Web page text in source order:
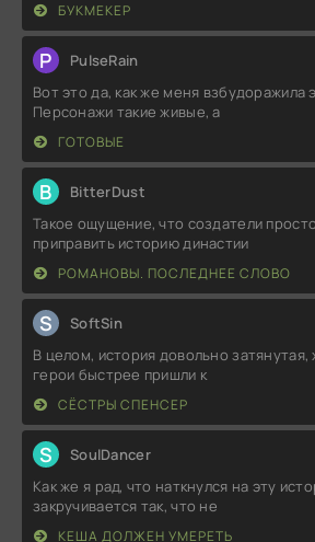
БУКМЕКЕР
P PulseRain
Вот это да, как же меня взбудоражила
Персонажи такие живые, а
ГОТОВЫЕ
B BitterDust
Такое ощущение, что создатели
приправить историю династии
РОМАНОВЫ. ПОСЛЕДНЕЕ СЛОВО
S SoftSin
В целом, история довольно затянутая,
герои быстрее пришли к
СЁСТРЫ СПЕНСЕР
S SoulDancer
Как же я рад, что наткнулся на эту
закручивается так, что не
КЕША ДОЛЖЕН УМЕРЕТЬ